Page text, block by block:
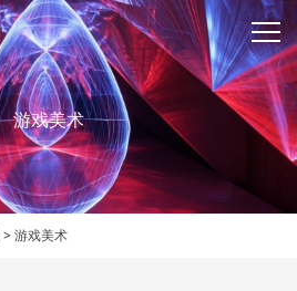
游戏美术
>游戏美术